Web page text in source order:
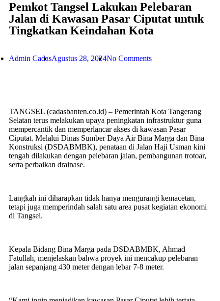
Pemkot Tangsel Lakukan Pelebaran
Jalan di Kawasan Pasar Ciputat untuk
Tingkatkan Keindahan Kota
Admin CadasAgustus 28, 2024No Comments
TANGSEL (cadasbanten.co.id) – Pemerintah Kota Tangerang
Selatan terus melakukan upaya peningkatan infrastruktur guna
mempercantik dan memperlancar akses di kawasan Pasar
Ciputat. Melalui Dinas Sumber Daya Air Bina Marga dan Bina
Konstruksi (DSDABMBK), penataan di Jalan Haji Usman kini
tengah dilakukan dengan pelebaran jalan, pembangunan trotoar,
serta perbaikan drainase.
Langkah ini diharapkan tidak hanya mengurangi kemacetan,
tetapi juga memperindah salah satu area pusat kegiatan ekonomi
di Tangsel.
Kepala Bidang Bina Marga pada DSDABMBK, Ahmad
Fatullah, menjelaskan bahwa proyek ini mencakup pelebaran
jalan sepanjang 430 meter dengan lebar 7-8 meter.